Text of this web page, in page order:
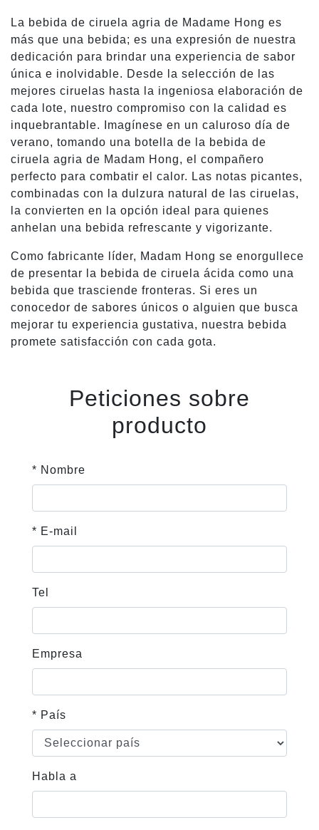
La bebida de ciruela agria de Madame Hong es
más que una bebida; es una expresión de nuestra
dedicación para brindar una experiencia de sabor
única e inolvidable. Desde la selección de las
mejores ciruelas hasta la ingeniosa elaboración de
cada lote, nuestro compromiso con la calidad es
inquebrantable. Imagínese en un caluroso día de
verano, tomando una botella de la bebida de
ciruela agria de Madam Hong, el compañero
perfecto para combatir el calor. Las notas picantes,
combinadas con la dulzura natural de las ciruelas,
la convierten en la opción ideal para quienes
anhelan una bebida refrescante y vigorizante.
Como fabricante líder, Madam Hong se enorgullece
de presentar la bebida de ciruela ácida como una
bebida que trasciende fronteras. Si eres un
conocedor de sabores únicos o alguien que busca
mejorar tu experiencia gustativa, nuestra bebida
promete satisfacción con cada gota.
Peticiones sobre
producto
* Nombre
* E-mail
Tel
Empresa
* País
Habla a